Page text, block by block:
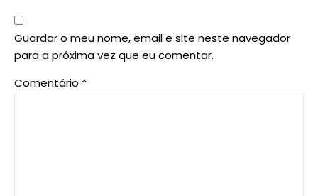
Guardar o meu nome, email e site neste navegador
para a próxima vez que eu comentar.
Comentário *